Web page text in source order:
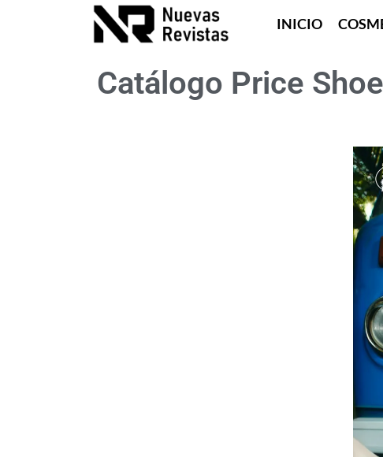
INICIO
Catálogo Price